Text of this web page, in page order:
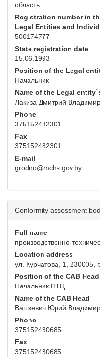
область
Registration number in
Legal Entities and
500174777
State registration date
15.06.1993
Position of the Legal
Начальник
Name of the Legal
Лакиза Дмитрий
Phone
375152482301
Fax
375152482301
E-mail
grodno@mchs.gov.by
Conformity assessment
Full name
производственно-
Location address
ул. Курчатова, 1, 230005,
Position of the CAB Head
Начальник ПТЦ
Name of the CAB Head
Вашкевич Юрий
Phone
375152430685
Fax
375152430685